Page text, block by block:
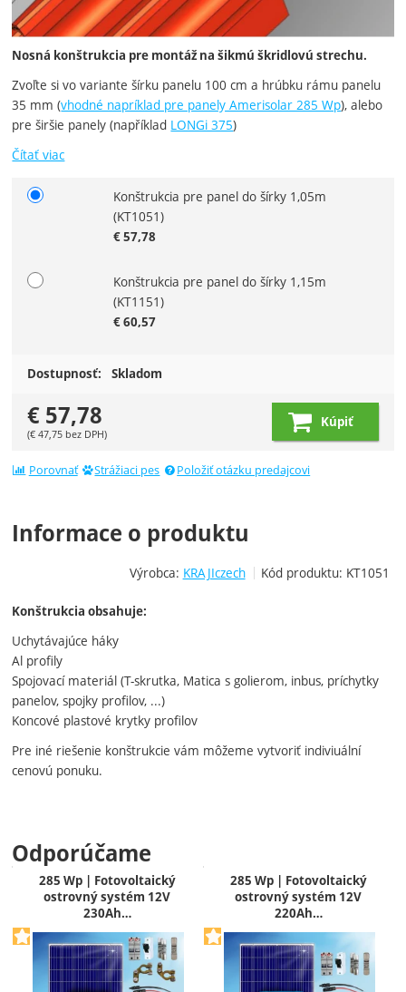
Nosná konštrukcia pre montáž na šikmú škridlovú strechu.
Zvoľte si vo variante šírku panelu 100 cm a hrúbku rámu panelu
35 mm (vhodné napríklad pre panely Amerisolar 285 Wp), alebo
pre širšie panely (například LONGi 375)
Čítať viac
Zvoľte variantKonštrukcia pre panel do šírky 1,05m
(KT1051)
€57,78
Konštrukcia pre panel do šírky 1,15m
(KT1151)
€60,57
Dostupnosť: Skladom
€ 57,78
(€ 47,75 bez DPH)
Kúpiť
Porovnať Strážiaci pes Položiť otázku predajcovi
Informace o produktu
Výrobca: KRAJIczech Kód produktu: KT1051
Konštrukcia obsahuje:
Uchytávajúce háky
Al profily
Spojovací materiál (T-skrutka, Matica s golierom, inbus, príchytky
panelov, spojky profilov, ...)
Koncové plastové krytky profilov
Pre iné riešenie konštrukcie vám môžeme vytvoriť indiviuální
cenovú ponuku.
Odporúčame
285 Wp | Fotovoltaický
ostrovný systém 12V
230Ah…
285 Wp | Fotovoltaický
ostrovný systém 12V
220Ah…